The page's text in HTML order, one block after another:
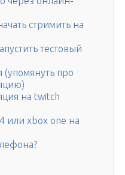
стримить на
тестовый
(упомянуть про
на twitch
или xbox one на